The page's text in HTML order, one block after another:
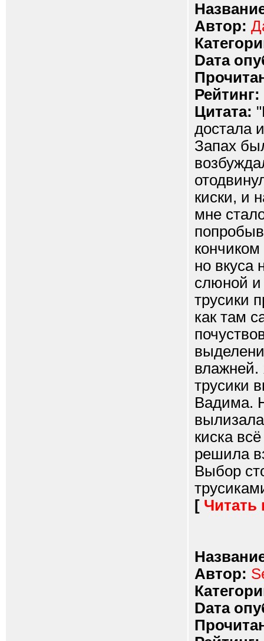
Автор:
Dата
Рейтинг:
Цитата:
достала
Запах
киски, и
мне
но вкуса
слюной и
трусики
как там
влажней.
трусики
Вадима.
киска
решила
Выбор
[ Читать
Автор:
Dата